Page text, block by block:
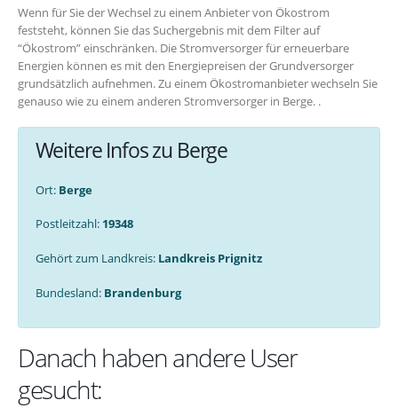
Wenn für Sie der Wechsel zu einem Anbieter von Ökostrom
feststeht, können Sie das Suchergebnis mit dem Filter auf
“Ökostrom” einschränken. Die Stromversorger für erneuerbare
Energien können es mit den Energiepreisen der Grundversorger
grundsätzlich aufnehmen. Zu einem Ökostromanbieter wechseln Sie
genauso wie zu einem anderen Stromversorger in Berge. .
Weitere Infos zu Berge
Ort: Berge
Postleitzahl: 19348
Gehört zum Landkreis: Landkreis Prignitz
Bundesland: Brandenburg
Danach haben andere User
gesucht: